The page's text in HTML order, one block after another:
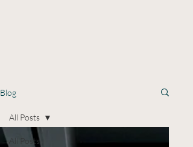
Blog
All Posts
All Posts